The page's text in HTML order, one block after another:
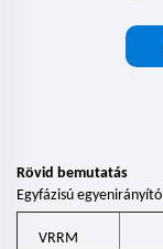
Rövid bemutatás
Egyfázisú
VRRM